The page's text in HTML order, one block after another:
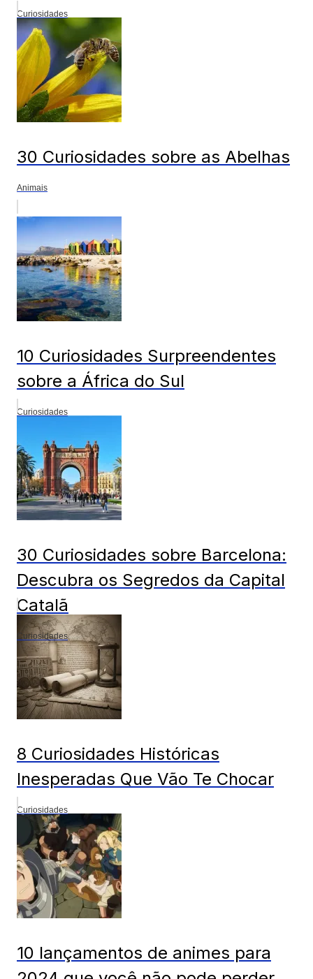
Curiosidades
30 Curiosidades sobre as Abelhas
Animais
10 Curiosidades Surpreendentes
sobre a África do Sul
Curiosidades
30 Curiosidades sobre Barcelona:
Descubra os Segredos da Capital
Catalã
Curiosidades
8 Curiosidades Históricas
Inesperadas Que Vão Te Chocar
Curiosidades
10 lançamentos de animes para